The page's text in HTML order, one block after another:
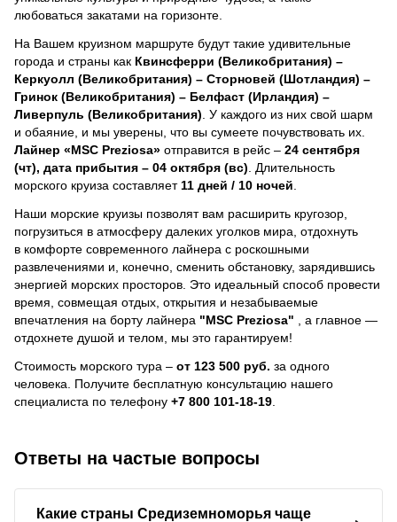
любоваться закатами на горизонте.
На Вашем круизном маршруте будут такие удивительные
города и страны как Квинсферри (Великобритания) –
Керкуолл (Великобритания) – Сторновей (Шотландия) –
Гринок (Великобритания) – Белфаст (Ирландия) –
Ливерпуль (Великобритания) . У каждого из них свой шарм
и обаяние, и мы уверены, что вы сумеете почувствовать их.
Лайнер «MSC Preziosa» отправится в рейс – 24 сентября
(чт), дата прибытия – 04 октября (вс) . Длительность
морского круиза составляет 11 дней / 10 ночей
Наши морские круизы позволят вам расширить кругозор,
погрузиться в атмосферу далеких уголков мира, отдохнуть
в комфорте современного лайнера с роскошными
развлечениями и, конечно, сменить обстановку, зарядившись
энергией морских просторов. Это идеальный способ провести
время, совмещая отдых, открытия и незабываемые
впечатления на борту лайнера "MSC Preziosa"
, a главное —
отдохнете душой и телом, мы это гарантируем!
Стоимость морского тура – от 123 500 руб. за одного
человека. Получите бесплатную консультацию нашего
специалиста по телефону +7 800 101-18-19
Ответы на частые вопросы
Какие страны Средиземноморья чаще